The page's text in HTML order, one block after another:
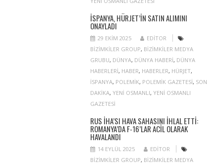
İSPANYA, HÜRJET’IN SATIN ALIMINI
ONAYLADI
29 EKIM 2025
EDITOR
BIZIMKILER GROUP, BIZIMKILER MEDYA
GRUBU, DÜNYA, DÜNYA HABERI, DÜNYA
HABERLERI, HABER, HABERLER, HÜRJET,
ISPANYA, POLEMIK, POLEMIK GAZETESI, SON
DAKIKA, YENI OSMANLI, YENI OSMANLI
GAZETESI
RUS İHA’SI HAVA SAHASINI IHLAL ETTI:
ROMANYA’DA F-16’LAR ACIL OLARAK
HAVALANDI
14 EYLÜL 2025
EDITOR
BIZIMKILER GROUP, BIZIMKILER MEDYA